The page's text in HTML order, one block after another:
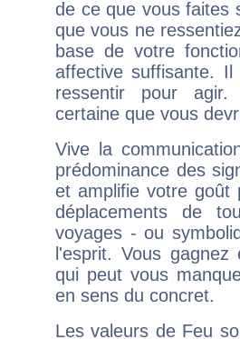
de ce que vous faites
que vous ne
base de votre
affective suffisante.
ressentir pour agir.
certaine que vous
Vive la
prédominance des
et amplifie votre goût
déplacements de
voyages - ou
l'esprit. Vous
qui peut vous
en sens du concret.
Les valeurs de Feu